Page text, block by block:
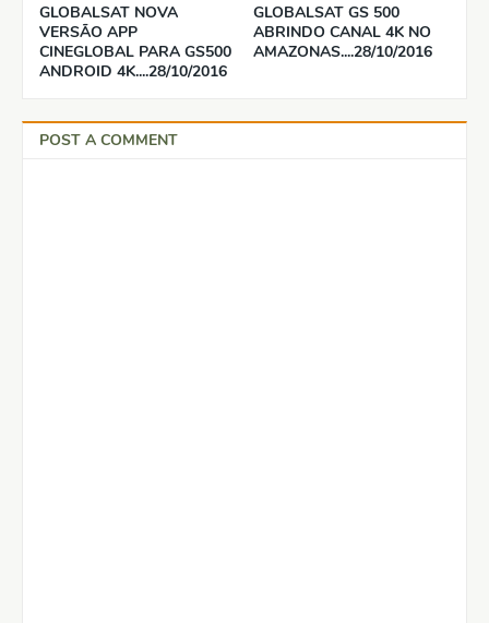
GLOBALSAT NOVA
VERSÃO APP
CINEGLOBAL PARA GS500
ANDROID 4K....28/10/2016
GLOBALSAT GS 500
ABRINDO CANAL 4K NO
AMAZONAS....28/10/2016
POST A COMMENT